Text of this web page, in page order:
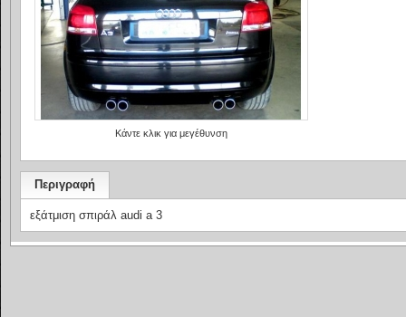
Κάντε κλικ για μεγέθυνση
Περιγραφή
εξάτμιση σπιράλ audi a 3